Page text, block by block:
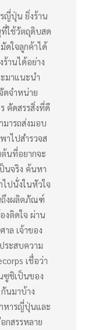
ญี่ปุ่น ยิ่งร้าน
ใช้วัตถุดิบสด
ดใจลูกค้าได้
านได้อย่าง
มาแนะนำ
ดจำหน่าย
คัดสรรสิ่งที่ดี
มารถส่งมอบ
าไปสำรวจส
นที่อยากจะ
นจริง ค้นหา
ไปนั่งในหัวใจ
ถึงผลิตภัณฑ์
งติดใจ ผ่าน
ล เจ้าของ
ระสบความ
เชื่อว่า
ซูชิเป็นของ
นมาบ้าง
หารญี่ปุ่นและ
กสรรหลาย